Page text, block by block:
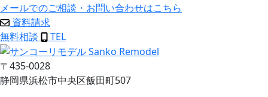
メールでのご相談・お問い合わせはこちら
資料請求
無料相談
TEL
〒435-0028
静岡県浜松市中央区飯田町507